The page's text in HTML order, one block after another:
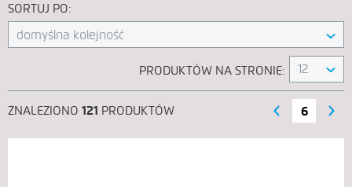
SORTUJ PO:
domyślna kolejność
PRODUKTÓW NA STRONIE: 12
ZNALEZIONO 121 PRODUKTÓW
‹ POPRZEDNIE 6
NASTĘPNE ›